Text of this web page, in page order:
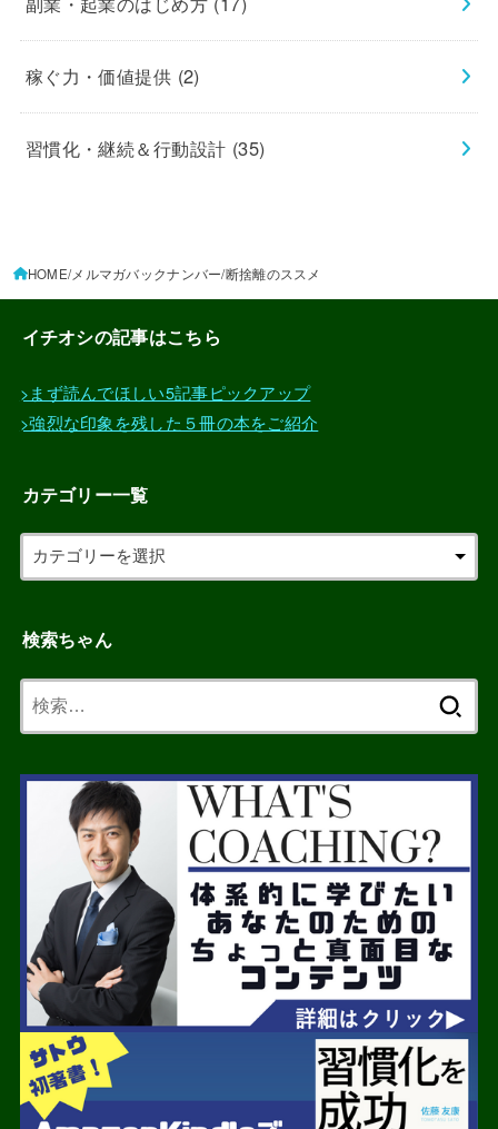
稼ぐ力・価値提供 (2)
習慣化・継続＆行動設計 (35)
HOME メルマガバックナンバー 断捨離のススメ
イチオシの記事はこちら
>まず読んでほしい5記事ピックアップ
>強烈な印象を残した５冊の本をご紹介
カテゴリー一覧
検索ちゃん